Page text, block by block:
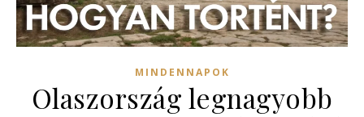
MINDENNAPOK
Olaszország legnagyobb